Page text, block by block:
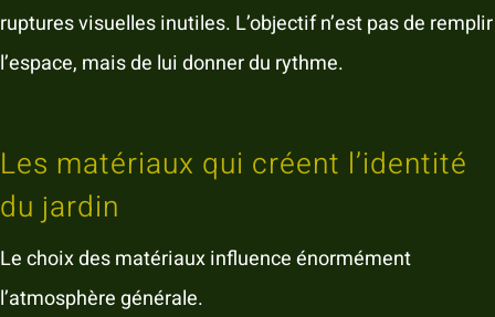
ruptures visuelles inutiles. L’objectif n’est pas de remplir
l’espace, mais de lui donner du rythme.
Les matériaux qui créent l’identité
du jardin
Le choix des matériaux influence énormément
l’atmosphère générale.